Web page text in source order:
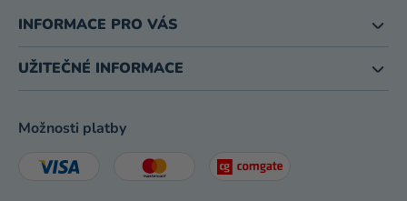
INFORMACE PRO VÁS
UŽITEČNÉ INFORMACE
Možnosti platby